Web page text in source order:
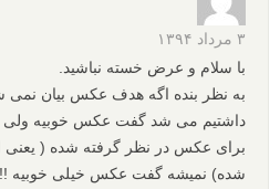
۳ مرداد ۱۳۹۴
با سلام و عرض خسته نباشید.
به نظر بنده اگه هدف عکس بیان
داشتیم می شد گفت عکس خوبیه ولی
برای عکس در نظر گرفته شده ( یعنی
شده) نمیشه گفت عکس خیلی خوبیه